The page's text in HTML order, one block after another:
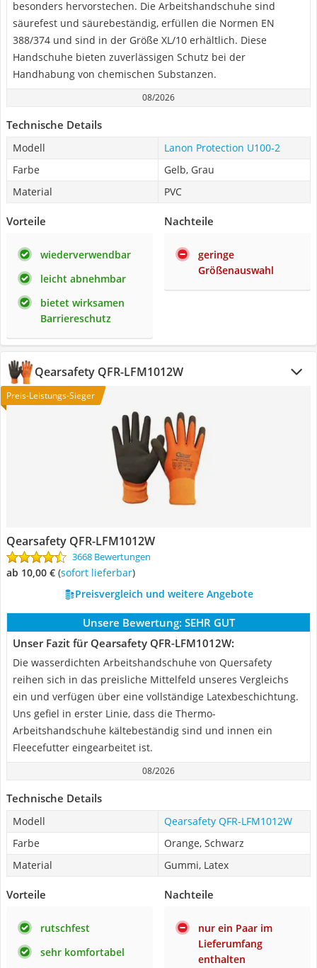
besonders hervorstechen. Die Arbeitshandschuhe sind
säurefest und säurebeständig, erfüllen die Normen EN
388/374 und sind in der Größe XL/10 erhältlich. Diese
Handschuhe bieten zuverlässigen Schutz bei der
Handhabung von chemischen Substanzen.
08/2026
Technische Details
Modell
Lanon Protection U100-2
Farbe
Gelb, Grau
Material
PVC
Vorteile
wiederverwendbar
leicht abnehmbar
bietet wirksamen
Barriereschutz
Nachteile
geringe
Größenauswahl
Qearsafety QFR-LFM1012W
Preis-Leistungs-Sieger
Qearsafety QFR-LFM1012W
3668 Bewertungen
ab 10,00 € ( Sofort lieferbar)
Preisvergleich und weitere Angebote
Unsere Bewertung: SEHR GUT
Unser Fazit für Qearsafety QFR-LFM1012W:
Die wasserdichten Arbeitshandschuhe von Quersafety
reihen sich in das preisliche Mittelfeld unseres Vergleichs
ein und verfügen über eine vollständige Latexbeschichtung.
Uns gefiel in erster Linie, dass die Thermo-
Arbeitshandschuhe kältebeständig sind und innen ein
Fleecefutter eingearbeitet ist.
08/2026
Technische Details
Modell
Qearsafety QFR-LFM1012W
Farbe
Orange, Schwarz
Material
Gummi, Latex
Vorteile
rutschfest
sehr komfortabel
Nachteile
nur ein Paar im
Lieferumfang
enthalten